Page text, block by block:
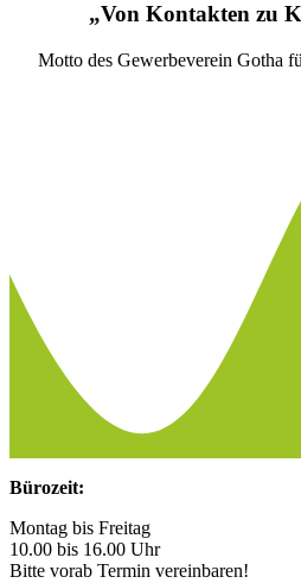
„Von Kontakten zu
Motto des Gewerbeverein Gotha
Bürozeit:
Montag bis Freitag
10.00 bis 16.00 Uhr
Bitte vorab Termin vereinbaren!